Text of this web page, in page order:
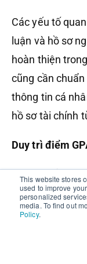
This website stores
used to improve
personalized
media. To find out
Policy.
Các yếu tố
luận và hồ sơ
hoàn thiện
cũng cần
thông tin cá
hồ sơ tài chính
Duy trì điểm
Sau khi tốt
điểm hoàn
tuyển nên việc
quan trọng.
tiếp tục dành